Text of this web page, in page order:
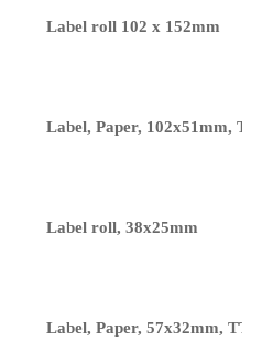
Label roll 102 x 152mm
Label, Paper, 102x51mm, TT
Label roll, 38x25mm
Label, Paper, 57x32mm, TT